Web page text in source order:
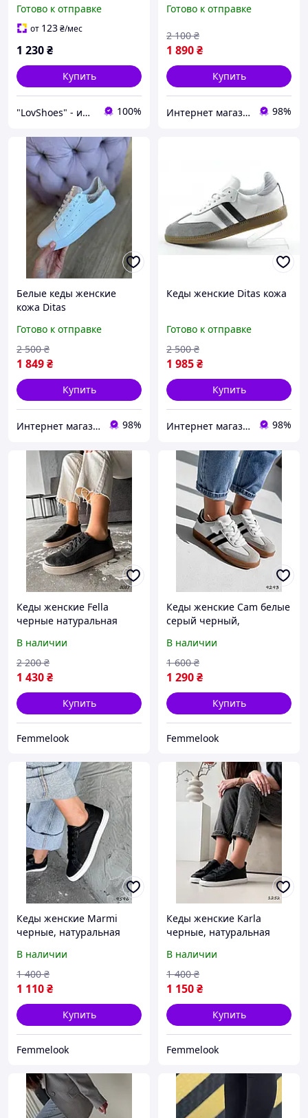
утолщенной подошве
Готово к отправке
от 123₴/мес
1 230₴
Купить
"LovShoes" - интернет-магазин женской обуви 100%
Готово к отправке
1 890₴
2 100 ₴
Купить
Интернет магазин спортивной обуви Shoes-Factory 98%
Белые кеды женские
кожа Ditas
Готово к отправке
1 849₴
2 500 ₴
Купить
Интернет магазин спортивной обуви Shoes-Factory 98%
Кеды женские Ditas кожа
Готово к отправке
1 985₴
2 500 ₴
Купить
Интернет магазин спортивной обуви Shoes-Factory 98%
Кеды женские Fella
черные натуральная
40
В наличии
1 430₴
2 200 ₴
Купить
Femmelook
Кеды женские Cam белые
серый черный,
размер 39
В наличии
1 290₴
1 600 ₴
Купить
Femmelook
Кеды женские Marmi
черные, натуральная
В наличии
1 110₴
1 400 ₴
Купить
Femmelook
Кеды женские Karla
черные, натуральная
39
В наличии
1 150₴
1 400 ₴
Купить
Femmelook